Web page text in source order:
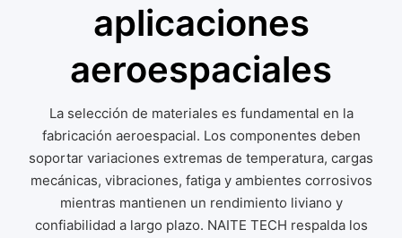
aplicaciones
aeroespaciales
La selección de materiales es fundamental en la
fabricación aeroespacial. Los componentes deben
soportar variaciones extremas de temperatura, cargas
mecánicas, vibraciones, fatiga y ambientes corrosivos
mientras mantienen un rendimiento liviano y
confiabilidad a largo plazo. NAITE TECH respalda los